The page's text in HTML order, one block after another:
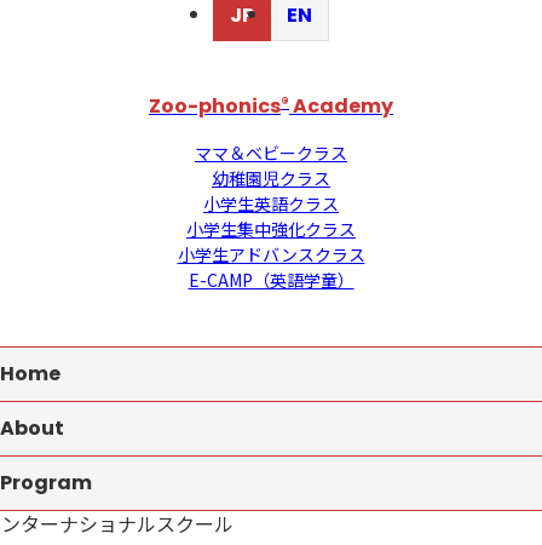
JP EN
Zoo-phonics® Academy
ママ＆ベビークラス
幼稚園児クラス
小学生英語クラス
小学生集中強化クラス
小学生アドバンスクラス
E-CAMP（英語学童）
Home
About
Program
ターナショナルスクール